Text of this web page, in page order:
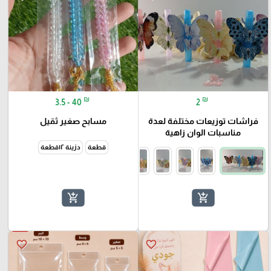
2 ₪
فراشات توزيعات مختلفة لعدة
مناسبات الوان زاهية
add_shopping_cart
3.5 - 40 ₪
مسابح صغير ثقيل
قطعة دزينة ١٢قطعة
add_shopping_cart
favorite_border
favorite_border